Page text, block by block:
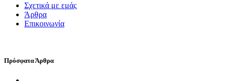
Σχετικά με εμάς
Άρθρα
Επικοινωνία
Πρόσφατα Άρθρα